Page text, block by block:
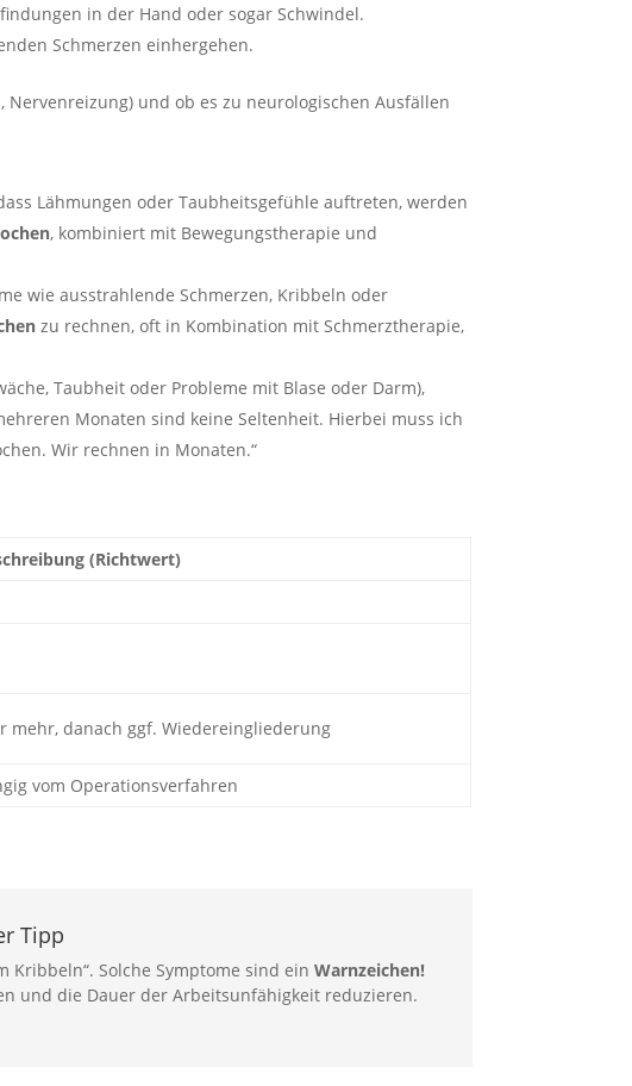
in der Hand oder sogar Schwindel.
Schmerzen einhergehen.
und ob es zu neurologischen Ausfällen
Lähmungen oder Taubheitsgefühle auftreten, werden
, kombiniert mit Bewegungstherapie und
wie ausstrahlende Schmerzen, Kribbeln oder
zu rechnen, oft in Kombination mit Schmerztherapie,
Taubheit oder Probleme mit Blase oder Darm),
Monaten sind keine Seltenheit. Hierbei muss ich
Wir rechnen in Monaten.“
(Richtwert)
mehr, danach ggf. Wiedereingliederung
vom Operationsverfahren
Tipp
Kribbeln“. Solche Symptome sind ein Warnzeichen!
und die Dauer der Arbeitsunfähigkeit reduzieren.